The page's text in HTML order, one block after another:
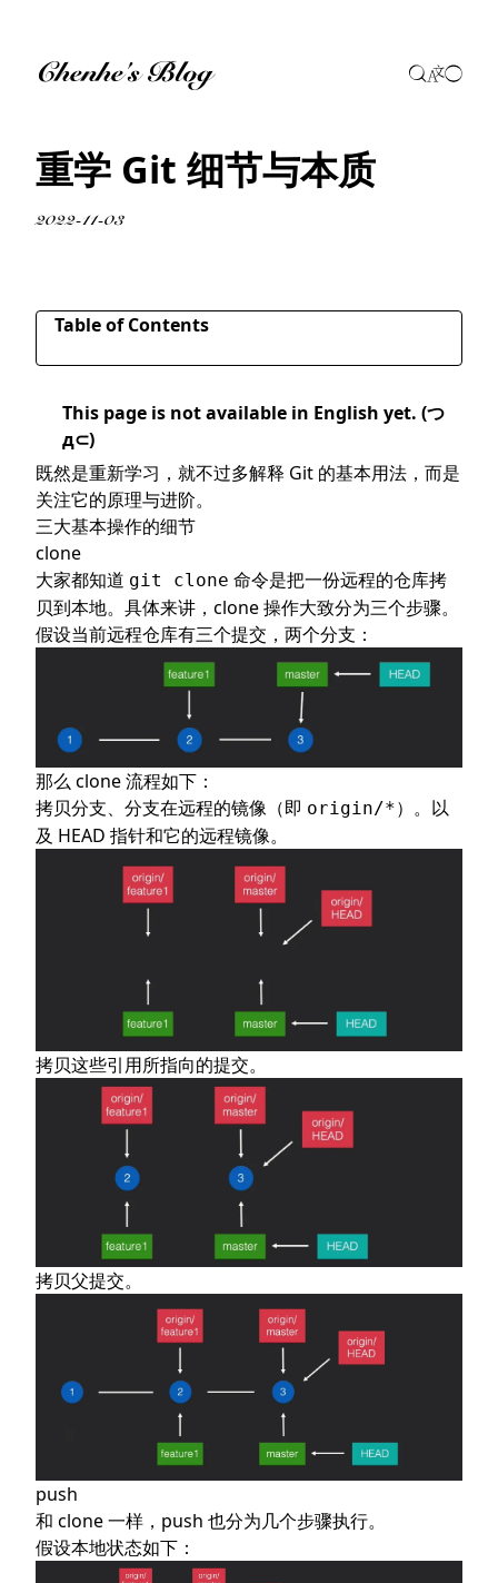
Chenhe's Blog
重学 Git 细节与本质
2022-11-03
Table of Contents
clone
push
pull
其他命令
checkout
rebase
reset
tag
修正最新的提交
修改历史
修正已经 push 的操作
万能后悔药
This page is not available in English yet. (つ
д⊂)
既然是重新学习，就不过多解释 Git 的基本用法，而是
关注它的原理与进阶。
三大基本操作的细节
clone
大家都知道 git clone 命令是把一份远程的仓库拷
贝到本地。具体来讲，clone 操作大致分为三个步骤。
假设当前远程仓库有三个提交，两个分支：
那么 clone 流程如下：
拷贝分支、分支在远程的镜像（即 origin/*）。以
及 HEAD 指针和它的远程镜像。
拷贝这些引用所指向的提交。
拷贝父提交。
push
和 clone 一样，push 也分为几个步骤执行。
假设本地状态如下：